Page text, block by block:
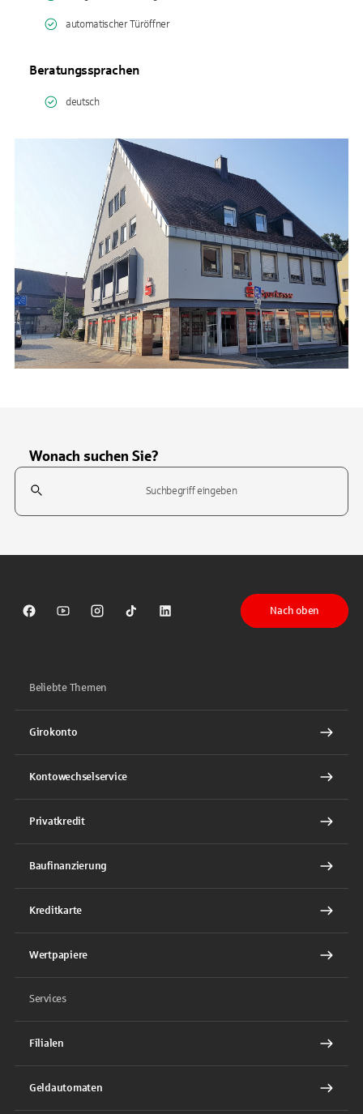
automatischer Türöffner
Beratungssprachen
deutsch
Wonach suchen Sie?
Suchfeld
Sparkasse auf Facebook
Sparkasse auf Youtube
Sparkasse auf Instagram
Sparkasse auf TikTok
Sparkasse auf LinkedIn
Nach oben
Beliebte Themen
Girokonto
Kontowechselservice
Privatkredit
Baufinanzierung
Kreditkarte
Wertpapiere
Services
Filialen
Geldautomaten